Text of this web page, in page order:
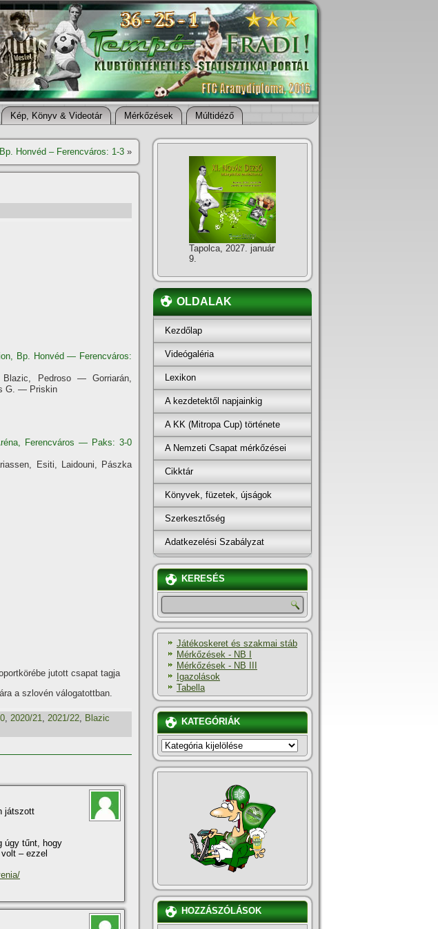
Kép, Könyv & Videotár Mérkőzések Múltidéző
Honvéd – Ferencváros: 1-3 »
Bp. Honvéd — Ferencváros:
Pedroso — Gorriarán,
G. — Priskin
Ferencváros — Paks: 3-0
Esiti, Laidouni, Pászka
jutott csapat tagja
a szlovén válogatottban.
, 2020/21, 2021/22, Blazic
játszott
úgy tűnt, hogy
– ezzel
Tapolca, 2027. január
9.
OLDALAK
Kezdőlap
Videógaléria
Lexikon
A kezdetektől napjainkig
A KK (Mitropa Cup) története
A Nemzeti Csapat mérkőzései
Cikktár
Könyvek, füzetek, újságok
Szerkesztőség
Adatkezelési Szabályzat
KERESÉS
Játékoskeret és szakmai stáb
Mérkőzések - NB I
Mérkőzések - NB III
Igazolások
Tabella
KATEGÓRIÁK
KATEGÓRIÁK
HOZZÁSZÓLÁSOK